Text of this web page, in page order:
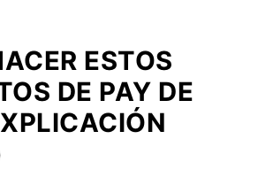
ESTOS
DE PAY DE